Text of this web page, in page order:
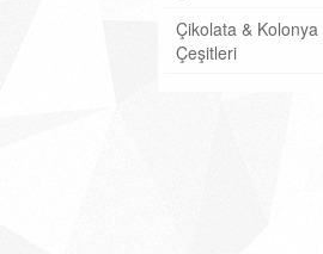
Çikolata & Kolonya
Çeşitleri